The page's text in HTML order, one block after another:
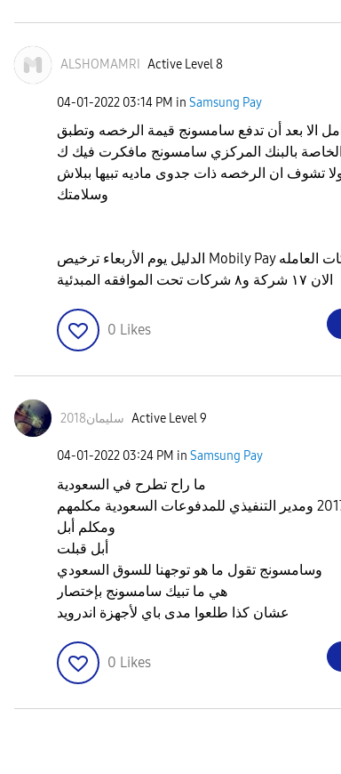
ALSHOMAMRI Active Level 8
‎04-01-2022 03:14 PM in Samsung Pay
الا بعد أن تدفع سامسونج قيمة الرخصه وتطبق
الخاصة بالبنك المركزي سامسونج مافكرت فيك ك
تشوف ان الرخصه ذات جدوى ماديه تبيها ببلاش
وسلامتك
الدليل يوم الأربعاء ترخيص Mobily Pay وعدد الشركات العامله
الان ١٧ شركة و٨ شركات تحت الموافقه المبدئية
0 Likes
سليمان2018 Active Level 9
‎04-01-2022 03:24 PM in Samsung Pay
ما راح تطرح في السعودية
من عام 2017 ومدير التنفيذي للمدفوعات السعودية مكلمهم
ومكلم أبل
أبل قبلت
وسامسونج تقول ما هو توجهنا للسوق السعودي
هي ما تبيك سامسونج بإختصار
عشان كذا طلعوا مدى باي لأجهزة اندرويد
0 Likes